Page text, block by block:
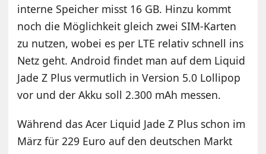
interne Speicher misst 16 GB. Hinzu kommt
noch die Möglichkeit gleich zwei SIM-Karten
zu nutzen, wobei es per LTE relativ schnell ins
Netz geht. Android findet man auf dem Liquid
Jade Z Plus vermutlich in Version 5.0 Lollipop
vor und der Akku soll 2.300 mAh messen.
Während das Acer Liquid Jade Z Plus schon im
März für 229 Euro auf den deutschen Markt